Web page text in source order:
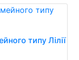
типу Лілії